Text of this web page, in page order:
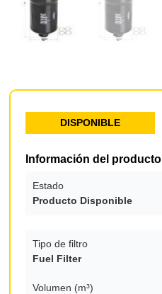
DISPONIBLE
Información del producto
Estado
Producto Disponible
Tipo de filtro
Fuel Filter
Volumen (m³)